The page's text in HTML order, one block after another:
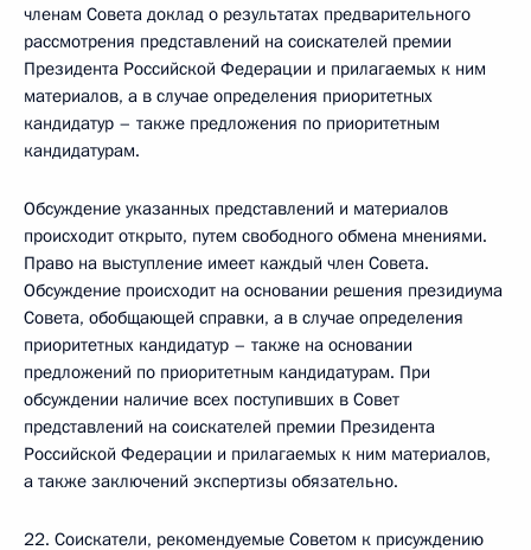
членам Совета доклад о результатах предварительного
рассмотрения представлений на соискателей премии
Президента Российской Федерации и прилагаемых к ним
материалов, а в случае определения приоритетных
кандидатур – также предложения по приоритетным
кандидатурам.
Обсуждение указанных представлений и материалов
происходит открыто, путем свободного обмена мнениями.
Право на выступление имеет каждый член Совета.
Обсуждение происходит на основании решения президиума
Совета, обобщающей справки, а в случае определения
приоритетных кандидатур – также на основании
предложений по приоритетным кандидатурам. При
обсуждении наличие всех поступивших в Совет
представлений на соискателей премии Президента
Российской Федерации и прилагаемых к ним материалов,
а также заключений экспертизы обязательно.
22. Соискатели, рекомендуемые Советом к присуждению